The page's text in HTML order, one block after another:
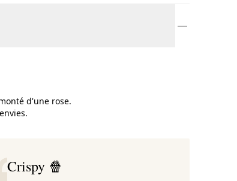
d'une rose.
Crispy 🍿